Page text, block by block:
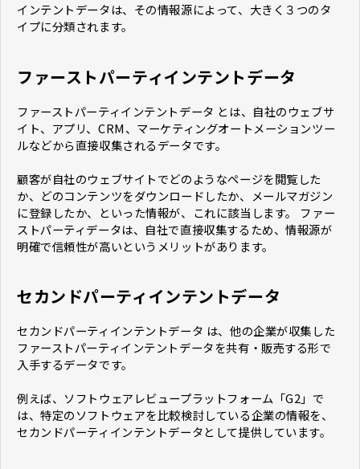
インテントデータは、その情報源によって、大きく３つのタ
イプに分類されます。
ファーストパーティインテントデータ
ファーストパーティインテントデータ とは、自社のウェブサ
イト、アプリ、CRM、マーケティングオートメーションツー
ルなどから直接収集されるデータです。
顧客が自社のウェブサイトでどのようなページを閲覧した
か、どのコンテンツをダウンロードしたか、メールマガジン
に登録したか、といった情報が、これに該当します。 ファー
ストパーティデータは、自社で直接収集するため、情報源が
明確で信頼性が高いというメリットがあります。
セカンドパーティインテントデータ
セカンドパーティインテントデータ は、他の企業が収集した
ファーストパーティインテントデータを共有・販売する形で
入手するデータです。
例えば、ソフトウェアレビュープラットフォーム「G2」で
は、特定のソフトウェアを比較検討している企業の情報を、
セカンドパーティインテントデータとして提供しています。